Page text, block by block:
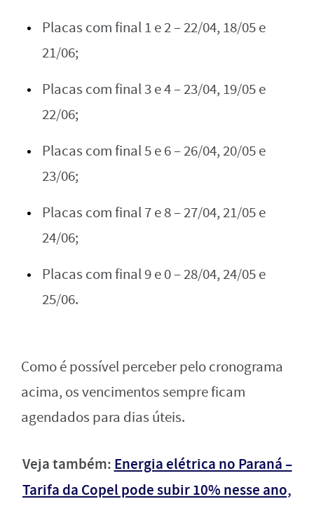
Placas com final 1 e 2 – 22/04, 18/05 e
21/06;
Placas com final 3 e 4 – 23/04, 19/05 e
22/06;
Placas com final 5 e 6 – 26/04, 20/05 e
23/06;
Placas com final 7 e 8 – 27/04, 21/05 e
24/06;
Placas com final 9 e 0 – 28/04, 24/05 e
25/06.
Como é possível perceber pelo cronograma
acima, os vencimentos sempre ficam
agendados para dias úteis.
Veja também: Energia elétrica no Paraná –
Tarifa da Copel pode subir 10% nesse ano,